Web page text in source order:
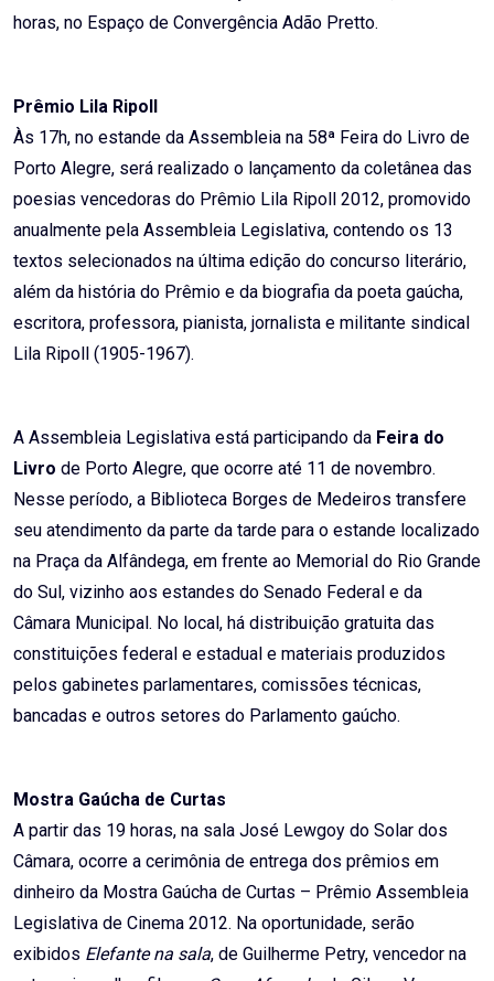
horas, no Espaço de Convergência Adão Pretto.
Prêmio Lila Ripoll
Às 17h, no estande da Assembleia na 58ª Feira do Livro de
Porto Alegre, será realizado o lançamento da coletânea das
poesias vencedoras do Prêmio Lila Ripoll 2012, promovido
anualmente pela Assembleia Legislativa, contendo os 13
textos selecionados na última edição do concurso literário,
além da história do Prêmio e da biografia da poeta gaúcha,
escritora, professora, pianista, jornalista e militante sindical
Lila Ripoll (1905-1967).
A Assembleia Legislativa está participando da Feira do
Livro de Porto Alegre, que ocorre até 11 de novembro.
Nesse período, a Biblioteca Borges de Medeiros transfere
seu atendimento da parte da tarde para o estande localizado
na Praça da Alfândega, em frente ao Memorial do Rio Grande
do Sul, vizinho aos estandes do Senado Federal e da
Câmara Municipal. No local, há distribuição gratuita das
constituições federal e estadual e materiais produzidos
pelos gabinetes parlamentares, comissões técnicas,
bancadas e outros setores do Parlamento gaúcho.
Mostra Gaúcha de Curtas
A partir das 19 horas, na sala José Lewgoy do Solar dos
Câmara, ocorre a cerimônia de entrega dos prêmios em
dinheiro da Mostra Gaúcha de Curtas – Prêmio Assembleia
Legislativa de Cinema 2012. Na oportunidade, serão
exibidos Elefante na sala, de Guilherme Petry, vencedor na